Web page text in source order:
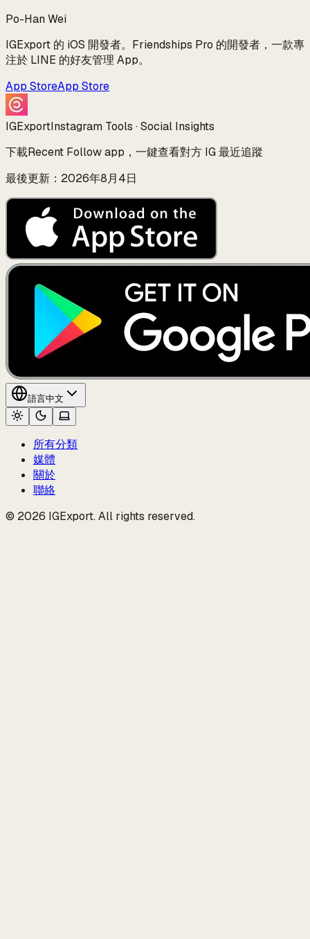
Po-Han Wei
IGExport 的 iOS 開發者。Friendships Pro 的開發者，一款專
注於 LINE 的好友管理 App。
App StoreApp Store
IGExportInstagram Tools · Social Insights
下載Recent Follow app，一鍵查看對方 IG 最近追蹤
最後更新：2026年8月4日
語言中文
所有分類
媒體
關於
聯絡
© 2026 IGExport. All rights reserved.